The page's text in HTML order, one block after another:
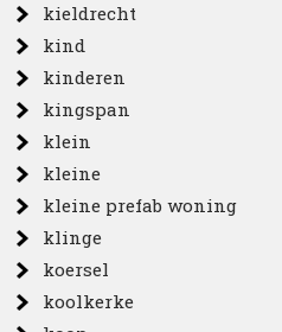
kieldrecht
kind
kinderen
kingspan
klein
kleine
kleine prefab woning
klinge
koersel
koolkerke